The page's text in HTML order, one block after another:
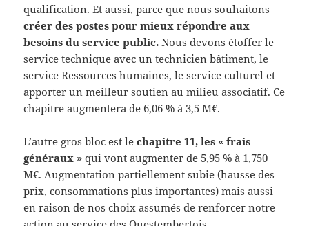
qualification. Et aussi, parce que nous souhaitons
créer des postes pour mieux répondre aux
besoins du service public. Nous devons étoffer le
service technique avec un technicien bâtiment, le
service Ressources humaines, le service culturel et
apporter un meilleur soutien au milieu associatif. Ce
chapitre augmentera de 6,06 % à 3,5 M€.
L’autre gros bloc est lechapitre 11, les « frais
généraux » qui vont augmenter de 5,95 % à 1,750
M€. Augmentation partiellement subie (hausse des
prix, consommations plus importantes) mais aussi
en raison de nos choix assumés de renforcer notre